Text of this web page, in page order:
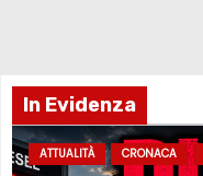
In Evidenza
ATTUALITÀ CRONACA